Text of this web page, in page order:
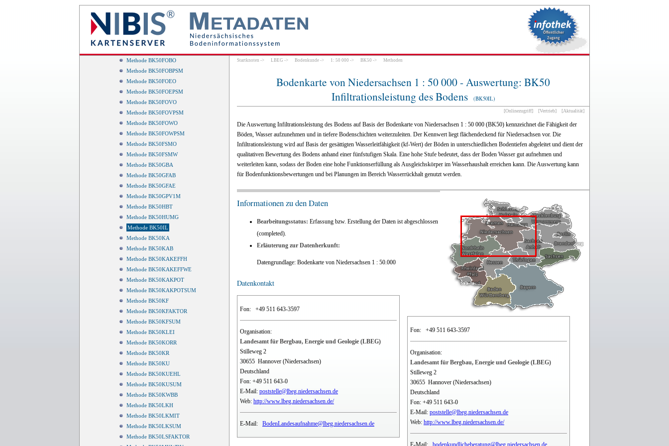
Methode BK50FBM
Methode BK50FK1M
Methode BK50FKWE
Methode BK50FOBO
Methode BK50FOBPSM
Methode BK50FOEO
Methode BK50FOEPSM
Methode BK50FOVO
Methode BK50FOVPSM
Methode BK50FOWO
Methode BK50FOWPSM
Methode BK50FSMO
Methode BK50FSMW
Methode BK50GBA
Methode BK50GFAB
Methode BK50GFAE
Methode BK50GPV1M
Methode BK50HBT
Methode BK50HUMG
Methode BK50IL
Methode BK50KA
Methode BK50KAB
Methode BK50KAKEFFH
Methode BK50KAKEFFWE
Methode BK50KAKPOT
Methode BK50KAKPOTSUM
Methode BK50KF
Methode BK50KFAKTOR
Methode BK50KFSUM
Methode BK50KLEI
Methode BK50KORR
Methode BK50KR
Methode BK50KU
Methode BK50KUEHL
Methode BK50KUSUM
Methode BK50KWBB
Methode BK50LKH
Methode BK50LKMIT
Methode BK50LKSUM
Methode BK50LSFAKTOR
Startknoten -> LBEG -> Bodenkunde -> 1: 50 000 -> BK50 -> Methoden
Bodenkarte von Niedersachsen 1 : 50 000 - Auswertung: BK50
Infiltrationsleistung des Bodens(BK50IL)
[Onlinezugriff] [Vertrieb] [Aktualität]
Die Auswertung Infiltrationsleistung des Bodens auf Basis der Bodenkarte von Niedersachsen 1 : 50 000 (BK50) kennzeichnet die Fähigkeit der
Böden, Wasser aufzunehmen und in tiefere Bodenschichten weiterzuleiten. Der Kennwert liegt flächendeckend für Niedersachsen vor. Die
Infiltrationsleistung wird auf Basis der gesättigten Wasserleitfähigkeit (kf-Wert) der Böden in unterschiedlichen Bodentiefen abgeleitet und dient der
qualitativen Bewertung des Bodens anhand einer fünfstufigen Skala. Eine hohe Stufe bedeutet, dass der Boden Wasser gut aufnehmen und
weiterleiten kann, sodass der Boden eine hohe Funktionserfüllung als Ausgleichskörper im Wasserhaushalt erreichen kann. Die Auswertung kann
für Bodenfunktionsbewertungen und bei Planungen im Bereich Wasserrückhalt genutzt werden.
Informationen zu den Daten
Bearbeitungsstatus: Erfassung bzw. Erstellung der Daten ist abgeschlossen
(completed).
Erläuterung zur Datenherkunft:
Datengrundlage: Bodenkarte von Niedersachsen 1 : 50.000
Datenkontakt
Fon: +49 511 643-3597
Organisation:
Landesamt für Bergbau, Energie und Geologie (LBEG)
Stilleweg 2
30655 Hannover (Niedersachsen)
Deutschland
Fon: +49 511 643-0
E-Mail: poststelle@lbeg.niedersachsen.de
Web: http://www.lbeg.niedersachsen.de/
E-Mail: BodenLandesaufnahme@lbeg.niedersachsen.de
Fon: +49 511 643-3597
Organisation:
Landesamt für Bergbau, Energie und Geologie (LBEG)
Stilleweg 2
30655 Hannover (Niedersachsen)
Deutschland
Fon: +49 511 643-0
E-Mail: poststelle@lbeg.niedersachsen.de
Web: http://www.lbeg.niedersachsen.de/